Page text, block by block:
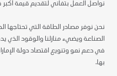
نواصل العمل بتفاني لتقديم قيمة أكبر
نحن نوفر مصادر الطاقة التي تحتاجها
الصناعة ويضيء منازلنا والوقود الذي
في دعم نمو وتنويع اقتصاد دولة
بها.